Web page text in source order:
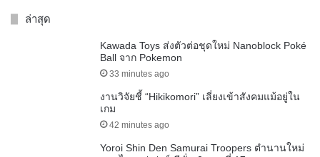
ล่าสุด
Kawada Toys ส่งตัวต่อชุดใหม่ Nanoblock Poké
Ball จาก Pokemon
33 minutes ago
งานวิจัยชี้ “Hikikomori” เลี่ยงเข้าสังคมแม้อยู่ใน
เกม
42 minutes ago
Yoroi Shin Den Samurai Troopers ตำนานใหม่